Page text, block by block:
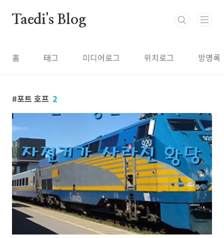
Taedi's Blog
홈 태그 미디어로그 위치로그 방명록
포트 호프 2